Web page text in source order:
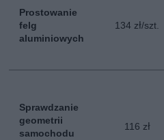
Prostowanie
felg
aluminiowych
134 zł/szt.
Sprawdzanie
geometrii
samochodu
116 zł